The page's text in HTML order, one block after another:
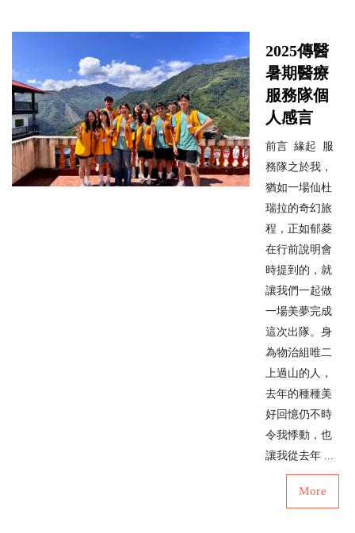
2025傳醫
暑期醫療
服務隊個
人感言
前言 緣起 服
務隊之於我，
猶如一場仙杜
瑞拉的奇幻旅
程，正如郁菱
在行前說明會
時提到的，就
讓我們一起做
一場美夢完成
這次出隊。身
為物治組唯二
上過山的人，
去年的種種美
好回憶仍不時
令我悸動，也
讓我從去年 ...
More